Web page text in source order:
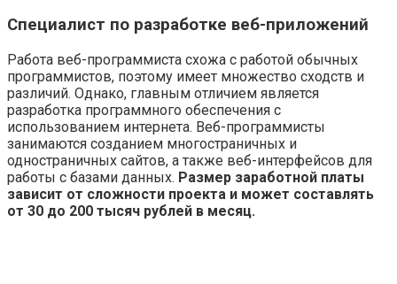
Специалист по разработке веб-приложений
Работа веб-программиста схожа с работой обычных
программистов, поэтому имеет множество сходств и
различий. Однако, главным отличием является
разработка программного обеспечения с
использованием интернета. Веб-программисты
занимаются созданием многостраничных и
одностраничных сайтов, а также веб-интерфейсов для
работы с базами данных. Размер заработной платы
зависит от сложности проекта и может составлять
от 30 до 200 тысяч рублей в месяц.